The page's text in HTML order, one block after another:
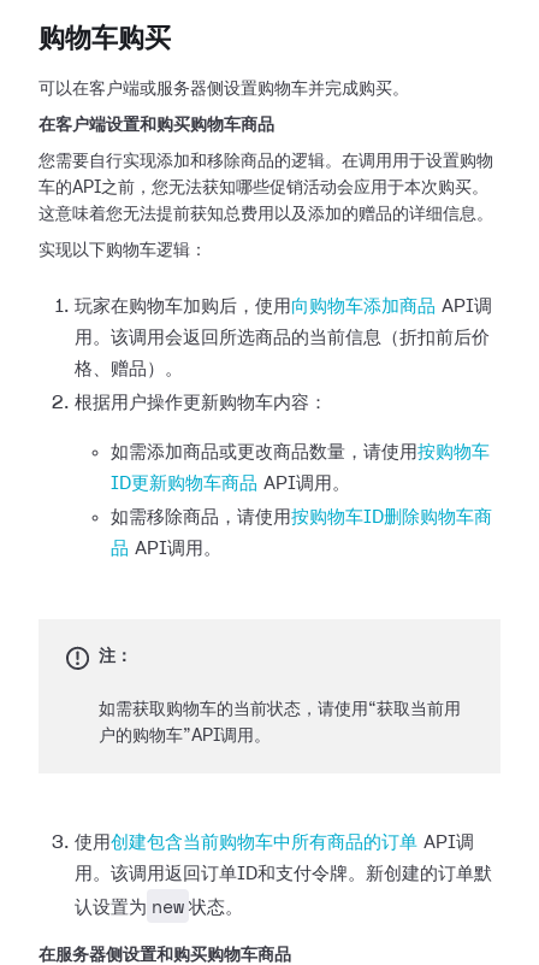
购物车购买
可以在客户端或服务器侧设置购物车并完成购买。
在客户端设置和购买购物车商品
您需要自行实现添加和移除商品的逻辑。在调用用于设置购物
车的API之前，您无法获知哪些促销活动会应用于本次购买。
这意味着您无法提前获知总费用以及添加的赠品的详细信息。
实现以下购物车逻辑：
玩家在购物车加购后，使用 向购物车添加商品 API调
用。该调用会返回所选商品的当前信息（折扣前后价
格、赠品）。
根据用户操作更新购物车内容：
如需添加商品或更改商品数量，请使用按购物车
ID更新购物车商品 API调用。
如需移除商品，请使用按购物车ID删除购物车商
品 API调用。
注：
如需获取购物车的当前状态，请使用“获取当前用
户的购物车”API调用。
使用创建包含当前购物车中所有商品的订单 API调
用。该调用返回订单ID和支付令牌。新创建的订单默
认设置为 new 状态。
在服务器侧设置和购买购物车商品